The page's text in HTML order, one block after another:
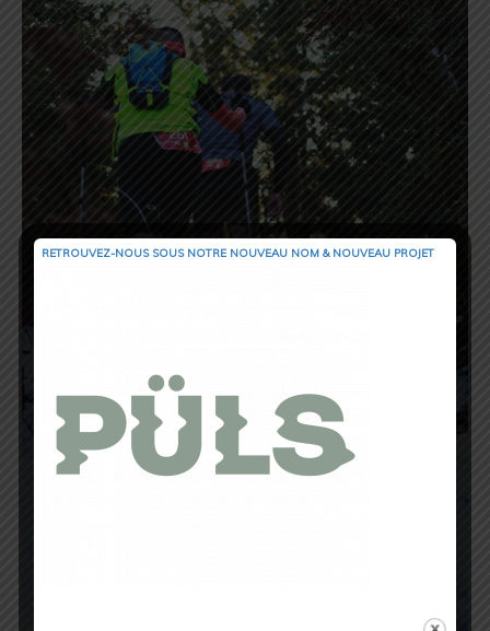
RETROUVEZ-NOUS SOUS NOTRE NOUVEAU NOM & NOUVEAU PROJET